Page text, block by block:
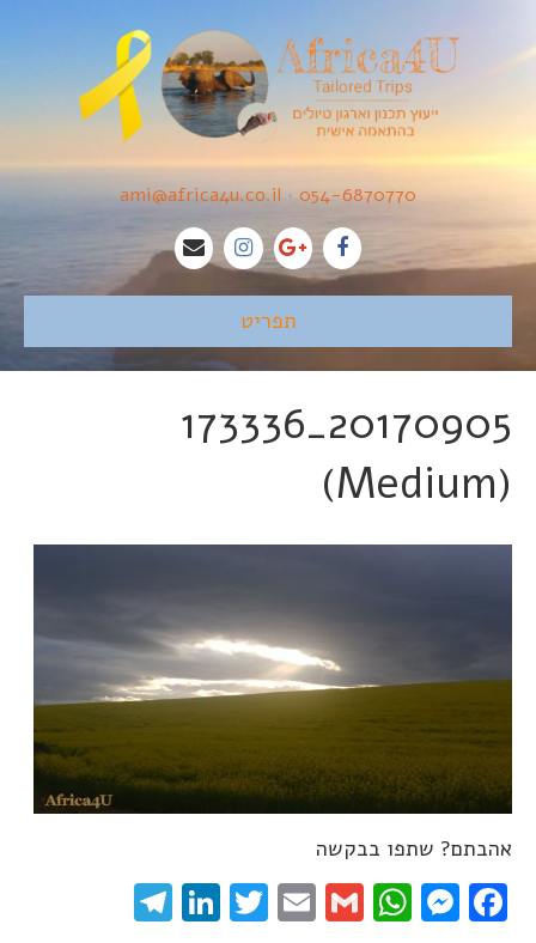
054-6870770
•
ami@africa4u.co.il
תפריט
20170905_173336
(Medium)
אהבתם? שתפו בבקשה
Facebook
Messenger
WhatsApp
Gmail
Email
Twitter
LinkedIn